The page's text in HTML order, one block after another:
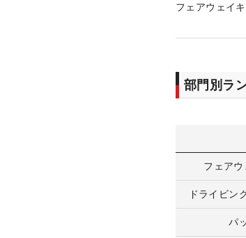
フェアウェイ
部門別ラ
フェア
ドライビン
パ